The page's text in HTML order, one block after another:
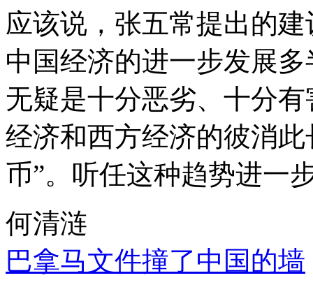
应该说，张五常提出的
中国经济的进一步发展
无疑是十分恶劣、十分
经济和西方经济的彼消
币”。听任这种趋势进一
何清涟
巴拿马文件撞了中国的墙